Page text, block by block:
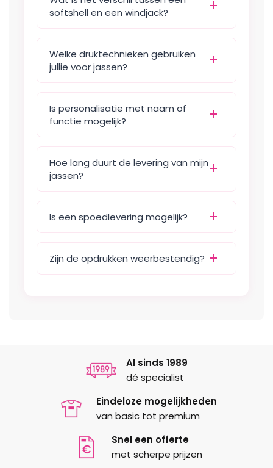
Softshell:
Polyester:
Nylon:
Katoenmixen:
softshell en een windjack?
Welke druktechnieken gebruiken
jullie voor jassen?
Transferdruk
Borduren
Zeefdruk
Is personalisatie met naam of
functie mogelijk?
Hoe lang duurt de levering van mijn
jassen?
Is een spoedlevering mogelijk?
Zijn de opdrukken weerbestendig?
Al sinds 1989
dé specialist
Eindeloze mogelijkheden
van basic tot premium
Snel een offerte
met scherpe prijzen